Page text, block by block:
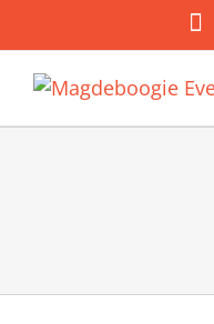
Inhalt
springen